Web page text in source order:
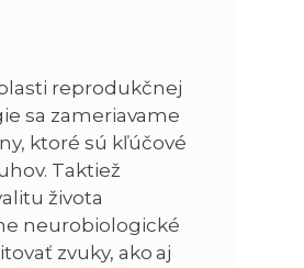
reprodukčnej
sa zameriavame
ktoré sú kľúčové
Taktiež
života
neurobiologické
zvuky, ako aj